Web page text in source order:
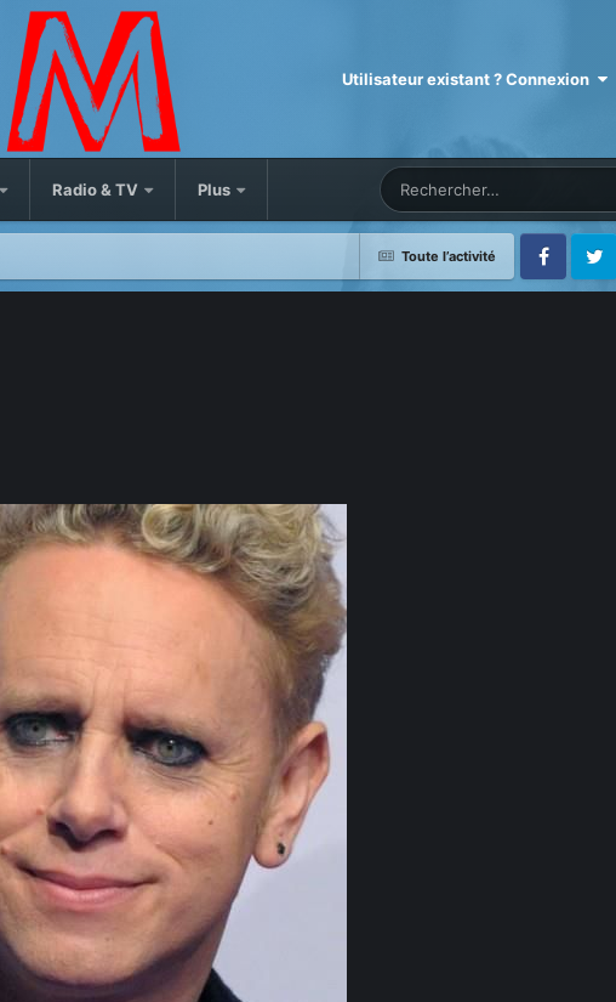
Utilisateur existant ? Connexion
Radio & TV Plus
Toute l’activité
FacebookTwitter